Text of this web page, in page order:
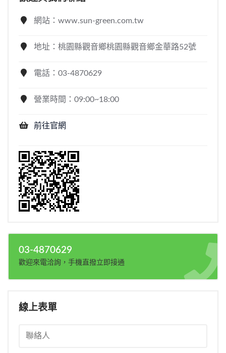
網站：www.sun-green.com.tw
地址：桃園縣觀音鄉桃園縣觀音鄉金華路52號
電話：03-4870629
營業時間：09:00~18:00
前往官網
03-4870629
歡迎來電洽詢，手機直撥立即接通
線上表單